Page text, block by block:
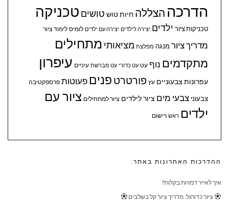
הדרכה הצללה חיותטוש טושים טכניקה
טכניקות ציור ילדים יצירה לילדים יצירה עם ילדים לומיס לימוד ציור
מדריך ציור מנגה מפלצת מציאותי מתחילים
מתקדמים נוף עט עט כדורי עט מברשת עיניים עיפרון
עפרונות צבעוניים עץ פורטרט פנים פעוטות פרספקטיבה
צבעוני צבעי מים ציור לילדים ציור למתחילים ציור עם
ילדים ראש רישום
ההדרכות האחרונות באתר:
איך לאייר דמויות בקלות?
ציור כדורגל: מדריך ציור קל בשלבים